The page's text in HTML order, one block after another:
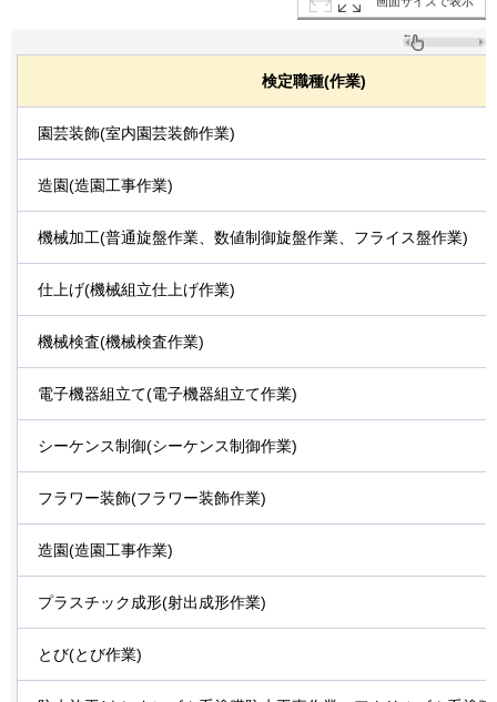
検定職種(作業)
園芸装飾(室内園芸装飾作業)
造園(造園工事作業)
機械加工(普通旋盤作業、数値制御旋盤作業、フライス盤作業)
仕上げ(機械組立仕上げ作業)
機械検査(機械検査作業)
電子機器組立て(電子機器組立て作業)
シーケンス制御(シーケンス制御作業)
フラワー装飾(フラワー装飾作業)
造園(造園工事作業)
プラスチック成形(射出成形作業)
とび(とび作業)